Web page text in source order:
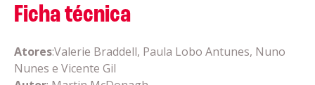
Ficha técnica
Atores:Valerie Braddell, Paula Lobo Antunes, Nuno
Nunes e Vicente Gil